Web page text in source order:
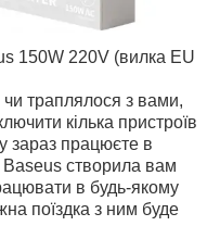
150W 220V (вилка EU
траплялося з вами,
кілька пристроїв
зараз працюєте в
Baseus створила вам
в будь-якому
поїздка з ним буде